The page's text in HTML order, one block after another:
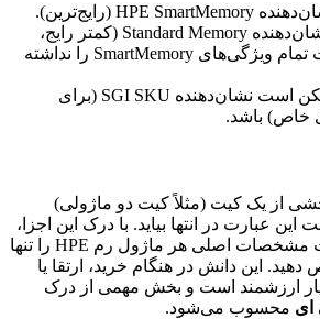
STND = نشان‌دهنده Standard Memory (کمتر رایج،
ممکن است تمام ویژگی‌های SmartMemory را نداشته
= ممکن است نشان‌دهنده SGI SKU (برای
خاص) باشد.
از یک کیت (مثلاً کیت دو ماژولی)
عبارت در انتها بیاید. با درک این اجزا،
شما می‌توانید به سرعت مشخصات اصلی هر ماژول رم HPE را تنها
این دانش در هنگام خرید، ارتقا یا
ارزشمند است و بخش مهمی از درک
ای محسوب می‌شود.